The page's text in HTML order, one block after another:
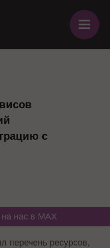
≡
с
нас в MAX
перечень ресурсов,